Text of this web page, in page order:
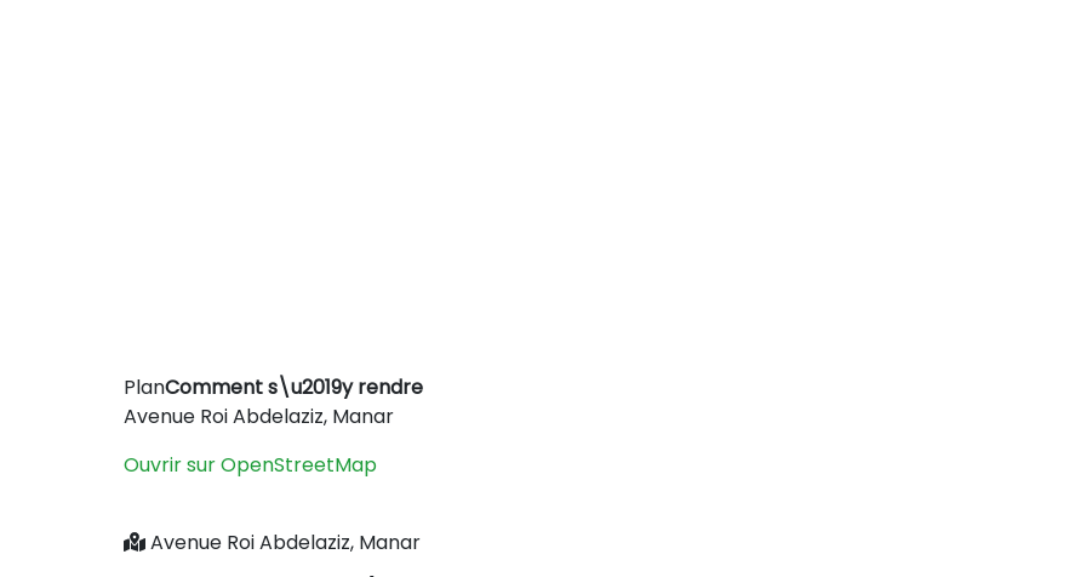
+
PlanComment s\u2019y rendre
Avenue Roi Abdelaziz, Manar
Ouvrir sur OpenStreetMap
Avenue Roi Abdelaziz, Manar